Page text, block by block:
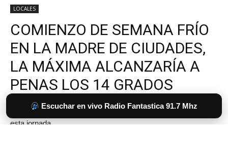
Escuchar en vivo Radio Fantastica 91.7 Mhz